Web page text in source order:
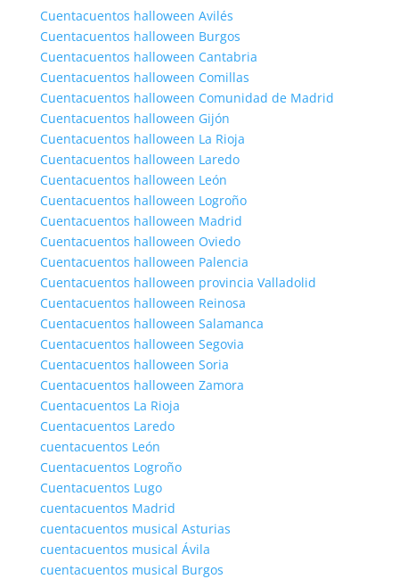
Cuentacuentos halloween Avilés
Cuentacuentos halloween Burgos
Cuentacuentos halloween Cantabria
Cuentacuentos halloween Comillas
Cuentacuentos halloween Comunidad de Madrid
Cuentacuentos halloween Gijón
Cuentacuentos halloween La Rioja
Cuentacuentos halloween Laredo
Cuentacuentos halloween León
Cuentacuentos halloween Logroño
Cuentacuentos halloween Madrid
Cuentacuentos halloween Oviedo
Cuentacuentos halloween Palencia
Cuentacuentos halloween provincia Valladolid
Cuentacuentos halloween Reinosa
Cuentacuentos halloween Salamanca
Cuentacuentos halloween Segovia
Cuentacuentos halloween Soria
Cuentacuentos halloween Zamora
Cuentacuentos La Rioja
Cuentacuentos Laredo
cuentacuentos León
Cuentacuentos Logroño
Cuentacuentos Lugo
cuentacuentos Madrid
cuentacuentos musical Asturias
cuentacuentos musical Ávila
cuentacuentos musical Burgos